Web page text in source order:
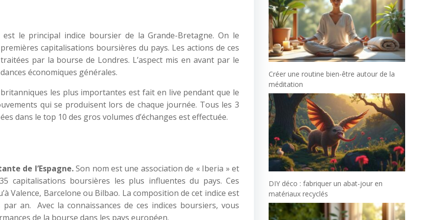
est le principal indice boursier de la Grande-Bretagne. On le
capitalisations boursières du pays. Les actions de ces
par la bourse de Londres. L’aspect mis en avant par le
économiques générales.
les plus importantes est fait en live pendant que le
qui se produisent lors de chaque journée. Tous les 3
dans le top 10 des gros volumes d’échanges est effectuée.
de l’Espagne.Son nom est une association de « Iberia » et
capitalisations boursières les plus influentes du pays. Ces
Valence, Barcelone ou Bilbao. La composition de cet indice est
an. Avec la connaissances de ces indices boursiers, vous
de la bourse dans les pays européen.
Créer une routine bien-être autour de la
méditation
DIY déco : fabriquer un abat-jour en
matériaux recyclés